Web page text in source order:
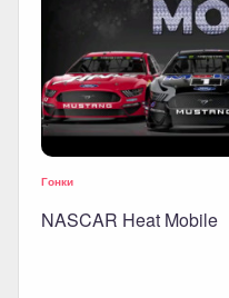
Гонки
NASCAR Heat Mobile